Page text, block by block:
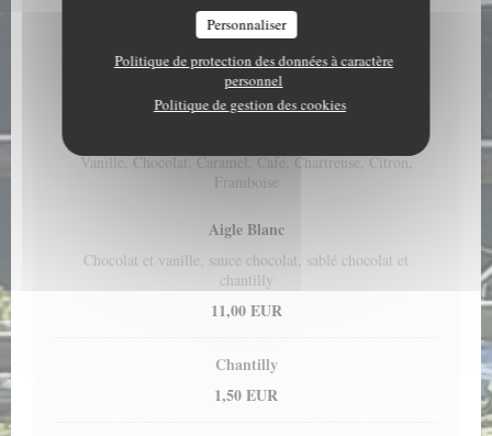
Personnaliser
Politique de protection des données à caractère
personnel
Politique de gestion des cookies
Assiette de fromages affinés
12,00 EUR
Les Glaces
Vanille, Chocolat, Caramel, Café, Chartreuse, Citron,
Framboise
Aigle Blanc
Chocolat et vanille, sauce chocolat, sablé chocolat et
chantilly
11,00 EUR
Chantilly
1,50 EUR